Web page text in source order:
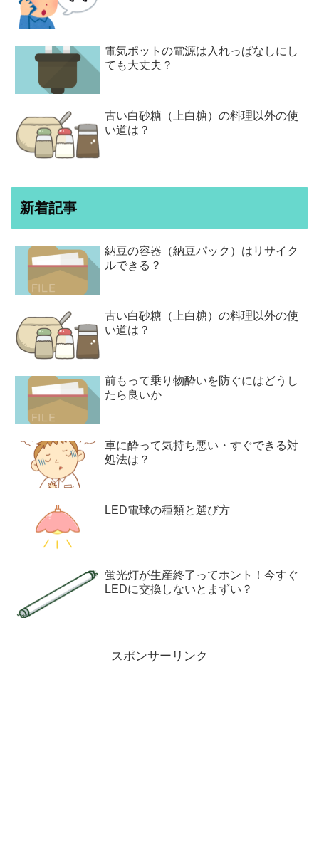
電気ポットの電源は入れっぱなしにし
ても大丈夫？
古い白砂糖（上白糖）の料理以外の使
い道は？
新着記事
納豆の容器（納豆パック）はリサイク
ルできる？
古い白砂糖（上白糖）の料理以外の使
い道は？
前もって乗り物酔いを防ぐにはどうし
たら良いか
車に酔って気持ち悪い・すぐできる対
処法は？
LED電球の種類と選び方
蛍光灯が生産終了ってホント！今すぐ
LEDに交換しないとまずい？
スポンサーリンク